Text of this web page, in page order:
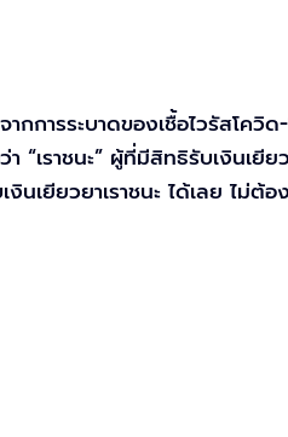
กการระบาดของเชื้อไวรัสโค
“เราชนะ” ผู้ที่มีสิทธิรับเงินเ
ยียวยาเราชนะ ได้เลย ไม่ต้